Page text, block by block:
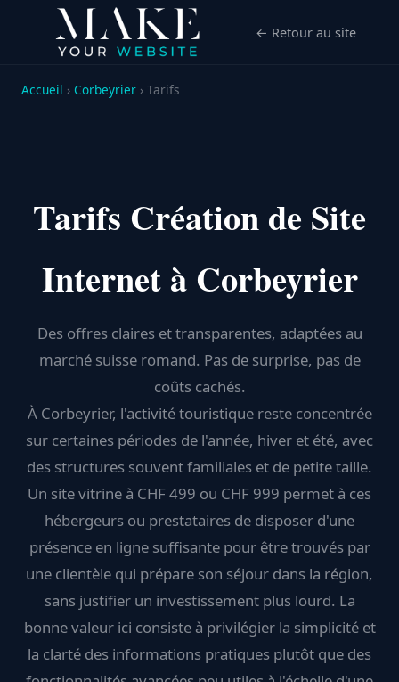
← Retour au site
Accueil › Corbeyrier › Tarifs
Tarifs Création de Site
Internet à Corbeyrier
Des offres claires et transparentes, adaptées au
marché suisse romand. Pas de surprise, pas de
coûts cachés.
À Corbeyrier, l'activité touristique reste concentrée
sur certaines périodes de l'année, hiver et été, avec
des structures souvent familiales et de petite taille.
Un site vitrine à CHF 499 ou CHF 999 permet à ces
hébergeurs ou prestataires de disposer d'une
présence en ligne suffisante pour être trouvés par
une clientèle qui prépare son séjour dans la région,
sans justifier un investissement plus lourd. La
bonne valeur ici consiste à privilégier la simplicité et
la clarté des informations pratiques plutôt que des